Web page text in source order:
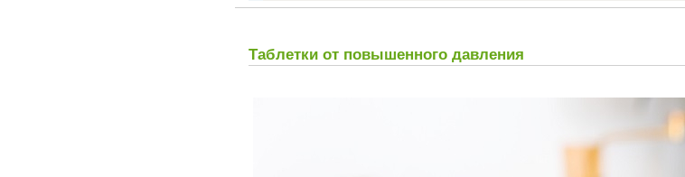
Таблетки от повышенного давления